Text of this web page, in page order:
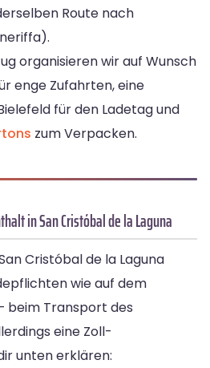
Route nach
organisieren wir auf Wunsch
enge Zufahrten, eine
für den Ladetag und
zum Verpacken.
in San Cristóbal de la Laguna
Cristóbal de la Laguna
wie auf dem
beim Transport des
eine Zoll-
unten erklären: